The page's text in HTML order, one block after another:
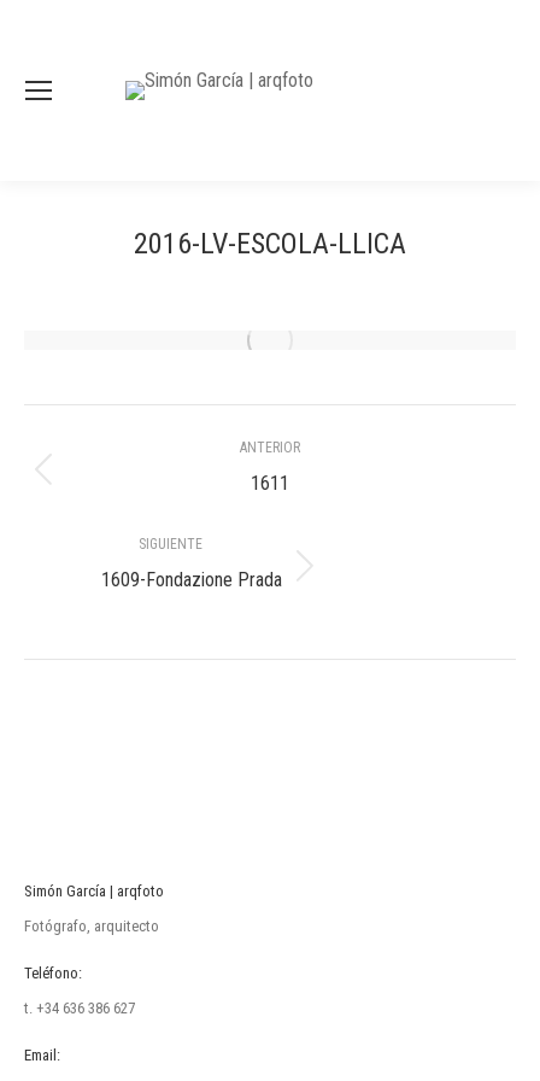
2016-LV-ESCOLA-LLICA
entre
álbumes
ANTERIOR
Álbum
1611
SIGUIENTE
Álbum
1609-Fondazione Prada
Simón García | arqfoto
Fotógrafo, arquitecto
Teléfono:
t. +34 636 386 627
Email: